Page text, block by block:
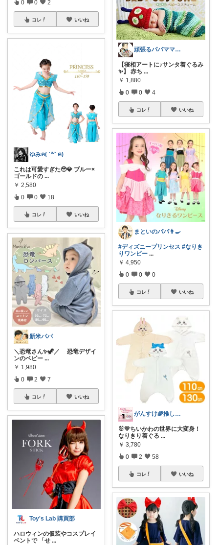
0 0 2
コレ いいね
ゆみฅ( ˙꒳​˙ ฅ)
これは可愛すぎた🥹💎 ブルー×
ゴールドの ...
￥ 2,580
0 0 18
コレ いいね
新米パパ
＼恐竜さん✨🦖／ 恐竜デザイ
ンのベビー ...
￥ 1,980
0 2 7
コレ いいね
Toy's Lab 購買部
ハロウィンの仮装やコスプレイ
ベントで 「せ ...
頑張るパパママ応援隊@育児・子供用品紹介
【寝相アートに♪サンタ着ぐるみ
✨】 赤ち ...
￥ 1,880
0 0 4
コレ いいね
まといのパパ👨‍🍳
#ディズニープリンセス #なりき
りワンピー ...
￥ 4,950
0 0 0
コレ いいね
がんすけ🌈推し活×一人暮らし節約ヲタ
🐰💛ちいかわの世界に大変身！
なりきり着ぐる ...
￥ 3,780
0 2 58
コレ いいね